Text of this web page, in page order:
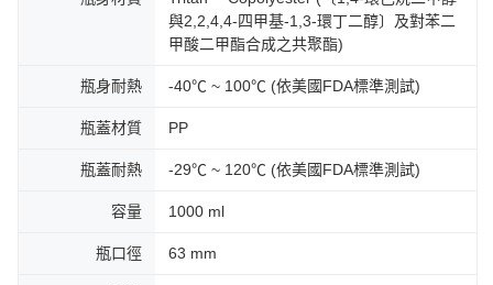
與2,2,4,4-四甲基-1,3-環丁二醇〕及對苯二
甲酸二甲酯合成之共聚酯)
瓶身耐熱 -40℃ ~ 100℃ (依美國FDA標準測試)
瓶蓋材質 PP
瓶蓋耐熱 -29℃ ~ 120℃ (依美國FDA標準測試)
容量 1000 ml
瓶口徑 63 mm